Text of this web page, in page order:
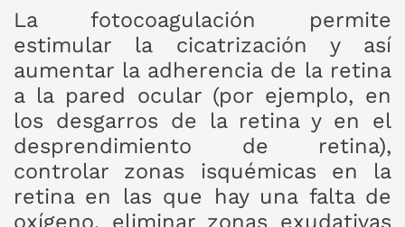
La fotocoagulación permite
estimular la cicatrización y así
aumentar la adherencia de la retina
a la pared ocular (por ejemplo, en
los desgarros de la retina y en el
desprendimiento de retina),
controlar zonas isquémicas en la
retina en las que hay una falta de
oxígeno, eliminar zonas exudativas